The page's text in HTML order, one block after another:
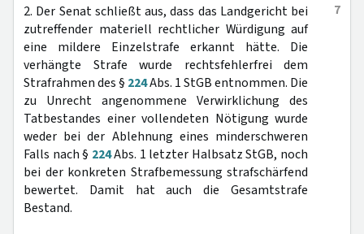
7
2. Der Senat schließt aus, dass das Landgericht bei
zutreffender materiell rechtlicher Würdigung auf
eine mildere Einzelstrafe erkannt hätte. Die
verhängte Strafe wurde rechtsfehlerfrei dem
Strafrahmen des § 224Abs. 1 StGB entnommen. Die
zu Unrecht angenommene Verwirklichung des
Tatbestandes einer vollendeten Nötigung wurde
weder bei der Ablehnung eines minderschweren
Falls nach § 224Abs. 1 letzter Halbsatz StGB, noch
bei der konkreten Strafbemessung strafschärfend
bewertet. Damit hat auch die Gesamtstrafe
Bestand.